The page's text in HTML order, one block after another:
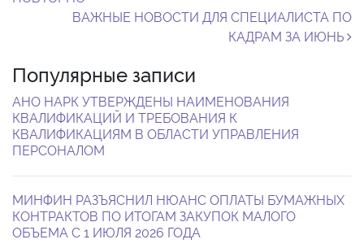
ВАЖНЫЕ НОВОСТИ ДЛЯ СПЕЦИАЛИСТА ПО
КАДРАМ ЗА ИЮНЬ
Популярные записи
АНО НАРК УТВЕРЖДЕНЫ НАИМЕНОВАНИЯ
КВАЛИФИКАЦИЙ И ТРЕБОВАНИЯ К
КВАЛИФИКАЦИЯМ В ОБЛАСТИ УПРАВЛЕНИЯ
ПЕРСОНАЛОМ
МИНФИН РАЗЪЯСНИЛ НЮАНС ОПЛАТЫ БУМАЖНЫХ
КОНТРАКТОВ ПО ИТОГАМ ЗАКУПОК МАЛОГО
ОБЪЕМА С 1 ИЮЛЯ 2026 ГОДА